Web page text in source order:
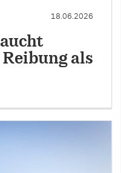
18.06.2026
als